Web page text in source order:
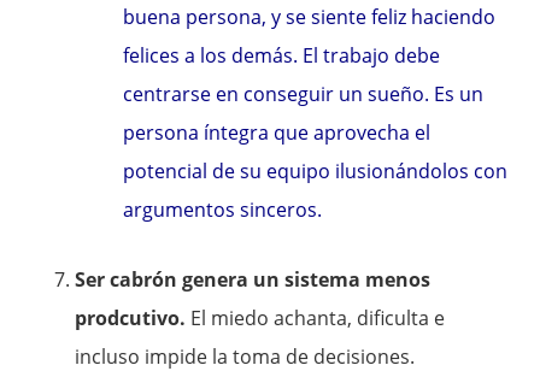
buena persona, y se siente feliz haciendo
felices a los demás. El trabajo debe
centrarse en conseguir un sueño. Es un
persona íntegra que aprovecha el
potencial de su equipo ilusionándolos con
argumentos sinceros.
Ser cabrón genera un sistema menos
prodcutivo. El miedo achanta, dificulta e
incluso impide la toma de decisiones.